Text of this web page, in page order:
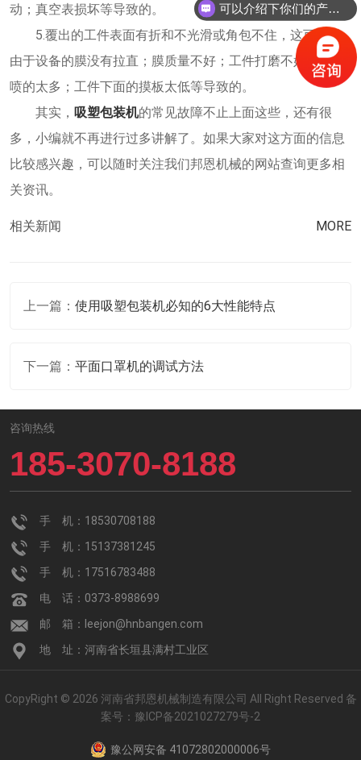
动；真空表损坏等导致的。
5.覆出的工件表面有折和不光滑或角包不住，这可能是
由于设备的膜没有拉直；膜质量不好；工件打磨不好；胶水
喷的太多；工件下面的摸板太低等导致的。
其实， 吸塑包装机的常见故障不止上面这些，还有很
多，小编就不再进行过多讲解了。如果大家对这方面的信息
比较感兴趣，可以随时关注我们邦恩机械的网站查询更多相
关资讯。
相关新闻 MORE
上一篇： 使用吸塑包装机必知的6大性能特点
下一篇： 平面口罩机的调试方法
咨询热线
185-3070-8188
手 机：18530708188
手 机：15137381245
手 机：17516783488
电 话：0373-8988699
邮 箱：leejon@hnbangen.com
地 址：河南省长垣县满村工业区
CopyRight © 2026 河南省邦恩机械制造有限公司 All Right Reserved 备
案号： 豫ICP备2021027279号-2
豫公网安备 41072802000006号
可以介绍下你们的产品么？